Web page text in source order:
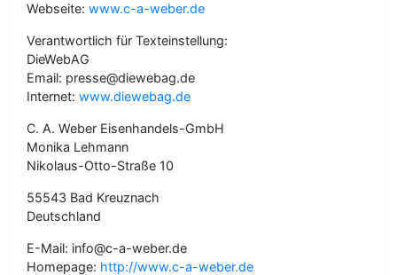
Webseite: www.c-a-weber.de
Verantwortlich für Texteinstellung:
DieWebAG
Email: presse@diewebag.de
Internet: www.diewebag.de
C. A. Weber Eisenhandels-GmbH
Monika Lehmann
Nikolaus-Otto-Straße 10
55543 Bad Kreuznach
Deutschland
E-Mail: info@c-a-weber.de
Homepage: http://www.c-a-weber.de